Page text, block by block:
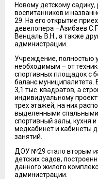
Новому детскому
воспитанников и
29. На его открытие
девелопера –Азибаев
Венцаль В.Н., а также
администрации.
Учреждение, полностью
необходимым – от
спортивных площадок с
баланс
3,1 тыс. квадратов, а
индивидуальному
трех этажей, на них
выделенными
спортивный залы, кухня
медкабинет и кабинеты
занятий.
ДОУ №29 стало вторым
детских садов,
данного жилого
администрации.